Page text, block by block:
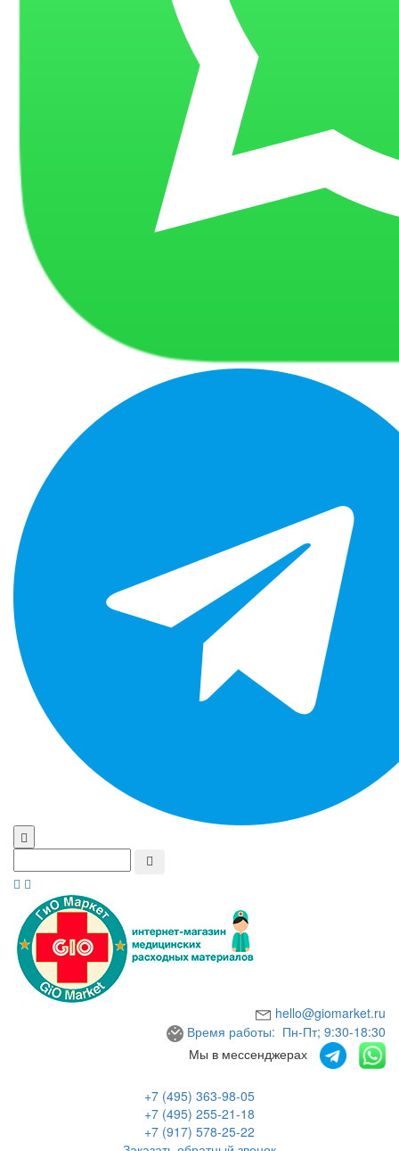
hello@giomarket.ru
Время работы: Пн-Пт; 9:30-18:30
Мы в мессенджерах
+7 (495) 363-98-05
+7 (495) 255-21-18
+7 (917) 578-25-22